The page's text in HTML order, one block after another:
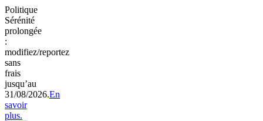
Politique
Sérénité
prolongée
:
modifiez/reportez
sans
frais
jusqu’au
31/08/2026.En
savoir
plus.